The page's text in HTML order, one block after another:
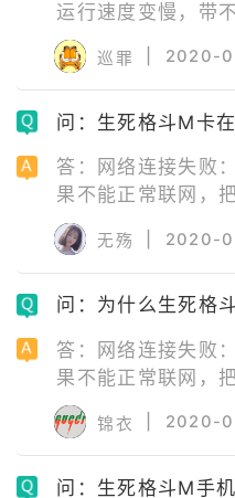
运行速度变慢，带
存不够，导致无法
一些与这款游戏不
的数据包损坏了，
被损坏了，从而导
巡罪 2020-
问：生死格斗M卡
答：网络连接失败
果不能正常联网，
务器正在维护：等
装包错误：安装包
去官网下载最新版
无殇 2020-
问：为什么生死格
答：网络连接失败
果不能正常联网，
务器正在维护：等
装包错误：安装包
去官网下载最新版
锦衣 2020-
问：生死格斗M手